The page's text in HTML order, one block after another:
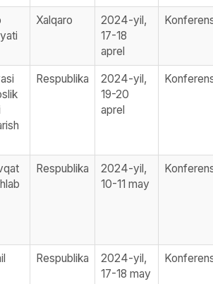
Xalqaro
2024-yil,
17-18
aprel
Respublika
2024-yil,
19-20
aprel
Respublika
2024-yil,
10-11 may
Respublika
2024-yil,
17-18 may